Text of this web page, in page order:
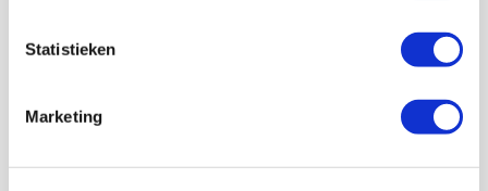
Statistieken
Marketing
Selectiedag ballenjongens/-meiden